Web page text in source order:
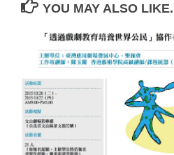
YOU MAY ALSO